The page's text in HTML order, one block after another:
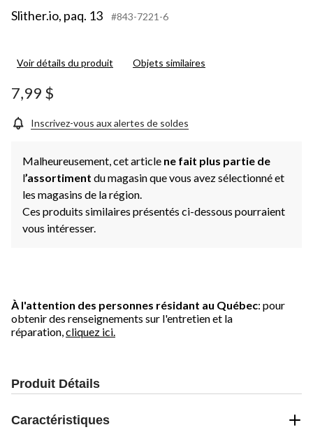
Slither.io, paq. 13
#843-7221-6
Voir détails du produit Objets similaires
7,99 $
Inscrivez-vous aux alertes de soldes
Malheureusement, cet article ne fait plus partie de
l’assortiment du magasin que vous avez sélectionné et
les magasins de la région.
Ces produits similaires présentés ci-dessous pourraient
vous intéresser.
À l'attention des personnes résidant au Québec: pour
obtenir des renseignements sur l'entretien et la
réparation, cliquez ici.
Produit Détails
Caractéristiques